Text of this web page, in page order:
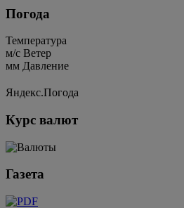
Погода
Температура
м/c Ветер
мм Давление
Яндекс.Погода
Курс валют
Газета